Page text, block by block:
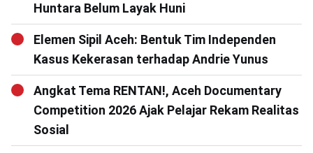
Huntara Belum Layak Huni
Elemen Sipil Aceh: Bentuk Tim Independen
Kasus Kekerasan terhadap Andrie Yunus
Angkat Tema RENTAN!, Aceh Documentary
Competition 2026 Ajak Pelajar Rekam Realitas
Sosial